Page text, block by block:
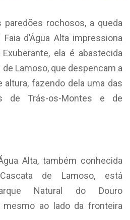
paredões rochosos, a queda
d’Água Alta impressiona
ela é abastecida
de Lamoso, que despencam a
fazendo dela uma das
de Trás-os-Montes e de
Alta, também conhecida
de Lamoso, está
Natural do Douro
mesmo ao lado da fronteira